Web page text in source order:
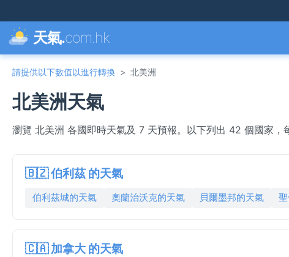
天氣.com.hk
請提供以下數值以進行轉換 > 北美洲
北美洲天氣
瀏覽 北美洲 各國即時天氣及 7 天預報。以下列出 42 個國家，
🇧🇿 伯利茲 的天氣
伯利茲城的天氣 奧蘭治沃克的天氣 貝爾墨邦的天氣
🇨🇦 加拿大 的天氣